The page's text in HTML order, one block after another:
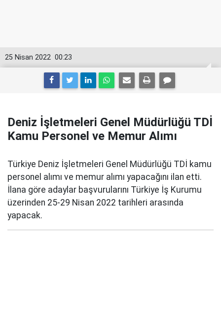
00:23
25 Nisan 2022
Deniz İşletmeleri Genel Müdürlüğü TDİ
Kamu Personel ve Memur Alımı
Türkiye Deniz İşletmeleri Genel Müdürlüğü TDİ kamu
personel alımı ve memur alımı yapacağını ilan etti.
İlana göre adaylar başvurularını Türkiye İş Kurumu
üzerinden 25-29 Nisan 2022 tarihleri arasında
yapacak.